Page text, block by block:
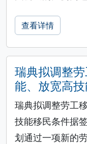
查看详情
瑞典拟调整
能、放宽高
瑞典拟调整劳工
技能移民条件据
划通过一项新的